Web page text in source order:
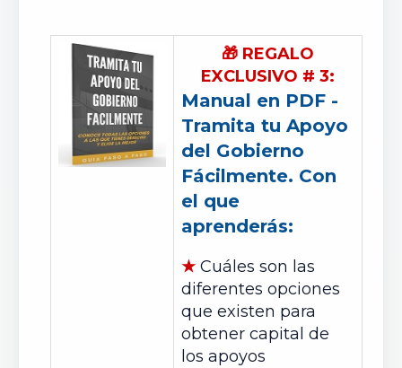
🎁 REGALO
EXCLUSIVO # 3:
Manual en PDF -
Tramita tu Apoyo
del Gobierno
Fácilmente. Con
el que
aprenderás:
★ Cuáles son las
diferentes opciones
que existen para
obtener capital de
los apoyos